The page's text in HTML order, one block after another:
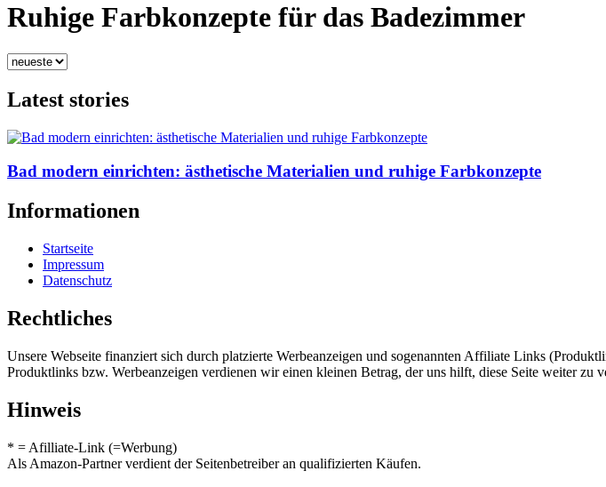
Ruhige Farbkonzepte für das Badezimmer
Latest stories
Bad modern einrichten: ästhetische Materialien und ruhige Farbkonzepte
Informationen
Startseite
Impressum
Datenschutz
Rechtliches
Unsere Webseite finanziert sich durch platzierte Werbeanzeigen und sogenannten Affiliate Links
Produktlinks bzw. Werbeanzeigen verdienen wir einen kleinen Betrag, der uns hilft, diese Seite weiter zu
Hinweis
* = Afilliate-Link (=Werbung)
Als Amazon-Partner verdient der Seitenbetreiber an qualifizierten Käufen.